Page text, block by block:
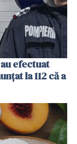
efectuat
la 112 că a